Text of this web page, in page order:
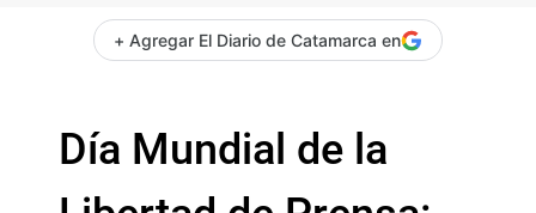
+ Agregar El Diario de Catamarca en
Día Mundial de la